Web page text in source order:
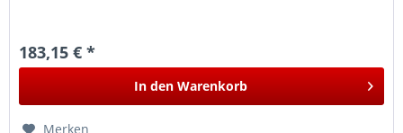
183,15 € *
In den Warenkorb
Merken